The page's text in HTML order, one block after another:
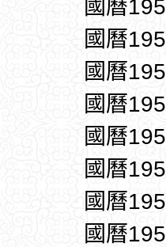
國曆
國曆
國曆
國曆
國曆
國曆
國曆
國曆